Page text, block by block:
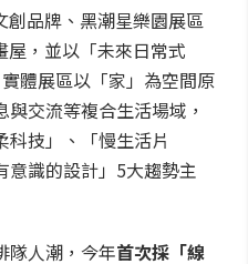
創品牌、黑潮星樂園展區
，並以「未來日常式
體展區以「家」為空間原
交流等複合生活場域，
科技」、「慢生活片
意識的設計」5大趨勢主
隊人潮，今年首次採「線